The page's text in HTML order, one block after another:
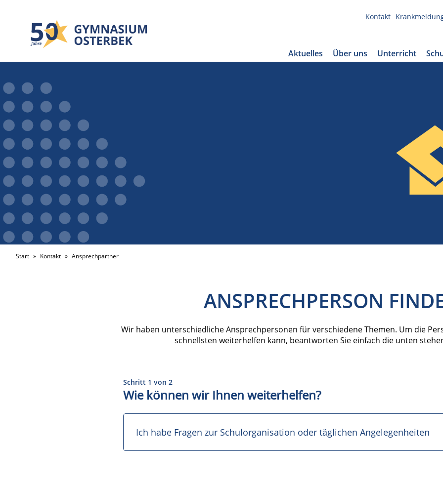
Kontakt
Aktuelles Über uns Unterricht
Start » Kontakt » Ansprechpartner
ANSPRECHPERSON
Wir haben unterschiedliche Ansprechpersonen für verschiedene Themen. Um die
schnellsten weiterhelfen kann, beantworten Sie einfach die unten
Schritt 1 von 2
Wie können wir Ihnen weiterhelfen?
Ich habe Fragen zur Schulorganisation oder täglichen Angelegenheiten